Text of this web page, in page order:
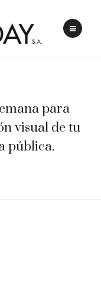
para
visual de tu
pública.